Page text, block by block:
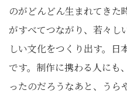
のがどんどん生まれてきた
がすべてつながり、若々し
しい文化をつくり出す。日
です。制作に携わる人にも
ったのだろうなあと、うら